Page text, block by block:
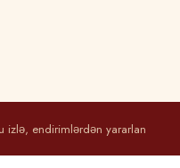
izlə, endirimlərdən yararlan